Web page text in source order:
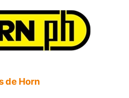
de Horn